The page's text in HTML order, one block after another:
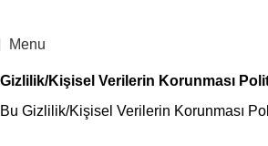
Menu
Gizlilik/Kişisel Verilerin Korunması
Bu Gizlilik/Kişisel Verilerin Korunması